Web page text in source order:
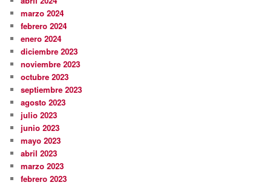
marzo 2024
febrero 2024
enero 2024
diciembre 2023
noviembre 2023
octubre 2023
septiembre 2023
agosto 2023
julio 2023
junio 2023
mayo 2023
abril 2023
marzo 2023
febrero 2023